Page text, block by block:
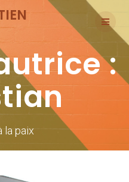
content
:
la paix